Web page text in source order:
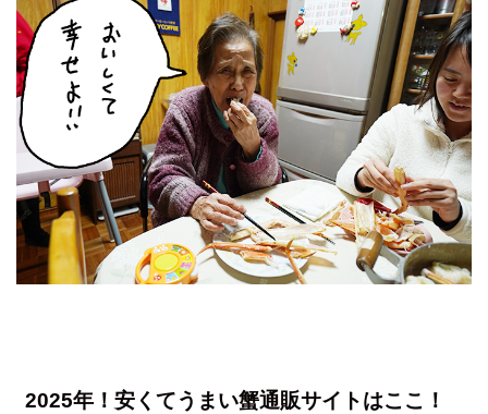
2025年！安くてうまい蟹通販サイトはここ！